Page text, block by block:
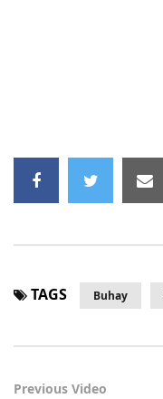
TAGS Buhay
Previous Video